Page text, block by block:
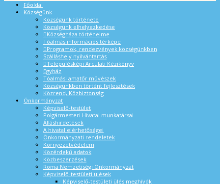
Főoldal
Községünk
Községünk története
Községünk elhelyezkedése
Községháza történelme
Tóalmás információs térképe
Programok, rendezvények községünkben
Szálláshely nyilvántartás
Településképi Arculati Kézikönyv
Egyház
Tóalmási amatőr művészek
Községünkben történt fejlesztések
Közrend, Közbiztonság
Önkormányzat
Képviselő-testület
Polgármesteri Hivatal munkatársai
Álláshirdetések
A hivatal elérhetőségei
Önkormányzati rendeletek
Környezetvédelem
Közérdekű adatok
Közbeszerzések
Roma Nemzetiségi Önkormányzat
Képviselő-testületi ülések
Képviselő-testületi ülés meghívók